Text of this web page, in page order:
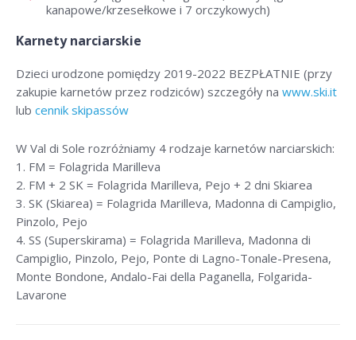
kanapowe/krzesełkowe i 7 orczykowych)
Karnety narciarskie
Dzieci urodzone pomiędzy 2019-2022 BEZPŁATNIE (przy
zakupie karnetów przez rodziców) szczegóły na www.ski.it
lub cennik skipassów
W Val di Sole rozróżniamy 4 rodzaje karnetów narciarskich:
1. FM = Folagrida Marilleva
2. FM + 2 SK = Folagrida Marilleva, Pejo + 2 dni Skiarea
3. SK (Skiarea) = Folagrida Marilleva, Madonna di Campiglio,
Pinzolo, Pejo
4. SS (Superskirama) = Folagrida Marilleva, Madonna di
Campiglio, Pinzolo, Pejo, Ponte di Lagno-Tonale-Presena,
Monte Bondone, Andalo-Fai della Paganella, Folgarida-
Lavarone